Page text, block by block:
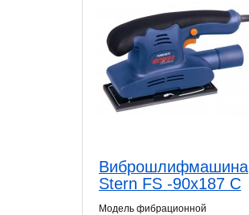
Виброшлифмашина
Stern FS -90x187 C
Модель фибрационной